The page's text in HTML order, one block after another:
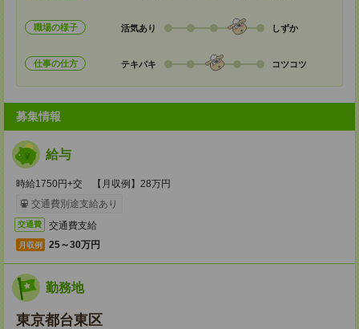
職場の様子 活気あり しずか
仕事の仕方 テキパキ コツコツ
募集情報
給与
時給1750円+交 【月収例】28万円
交通費別途支給あり
交通費 交通費支給
月収例 25～30万円
勤務地
東京都台東区